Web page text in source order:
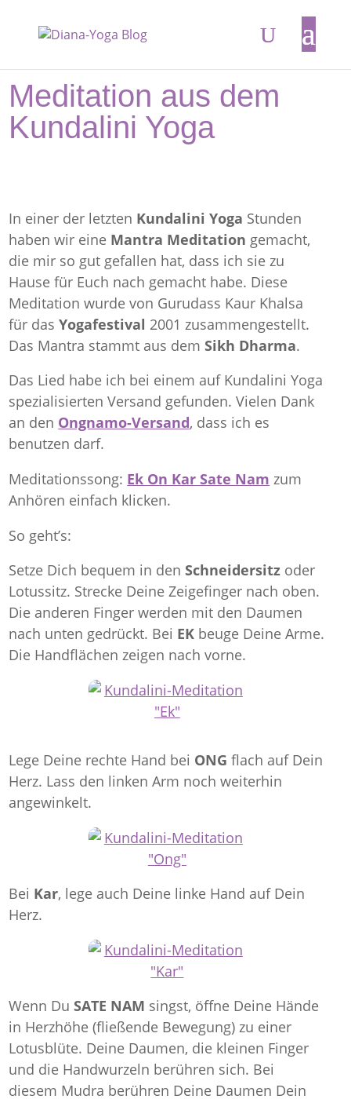
Meditation aus dem
Kundalini Yoga
In einer der letzten Kundalini Yoga Stunden
haben wir eine Mantra Meditation gemacht,
die mir so gut gefallen hat, dass ich sie zu
Hause für Euch nach gemacht habe. Diese
Meditation wurde von Gurudass Kaur Khalsa
für dasYogafestival 2001 zusammengestellt.
Das Mantra stammt aus demSikh Dharma.
Das Lied habe ich bei einem auf Kundalini Yoga
spezialisierten Versand gefunden. Vielen Dank
an den Ongnamo-Versand, dass ich es
benutzen darf.
Meditationssong: Ek On Kar Sate Nam zum
Anhören einfach klicken.
So geht’s:
Setze Dich bequem in denSchneidersitz oder
Lotussitz. Strecke Deine Zeigefinger nach oben.
Die anderen Finger werden mit den Daumen
nach unten gedrückt. Bei EK beuge Deine Arme.
Die Handflächen zeigen nach vorne.
Lege Deine rechte Hand bei ONGflach auf Dein
Herz. Lass den linken Arm noch weiterhin
angewinkelt.
Bei Kar, lege auch Deine linke Hand auf Dein
Herz.
Wenn DuSATE NAM singst, öffne Deine Hände
in Herzhöhe (fließende Bewegung) zu einer
Lotusblüte. Deine Daumen, die kleinen Finger
und die Handwurzeln berühren sich. Bei
diesem Mudra berühren Deine Daumen Dein